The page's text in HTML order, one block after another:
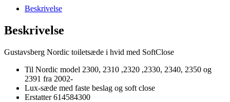
antal
Beskrivelse
Beskrivelse
Gustavsberg Nordic toiletsæde i hvid med SoftClose
Til Nordic model 2300, 2310 ,2320 ,2330, 2340, 2350 og
2391 fra 2002-
Lux-sæde med faste beslag og soft close
Erstatter 614584300